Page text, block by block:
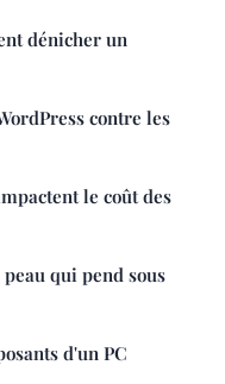
dénicher un
contre les
le coût des
qui pend sous
d'un PC